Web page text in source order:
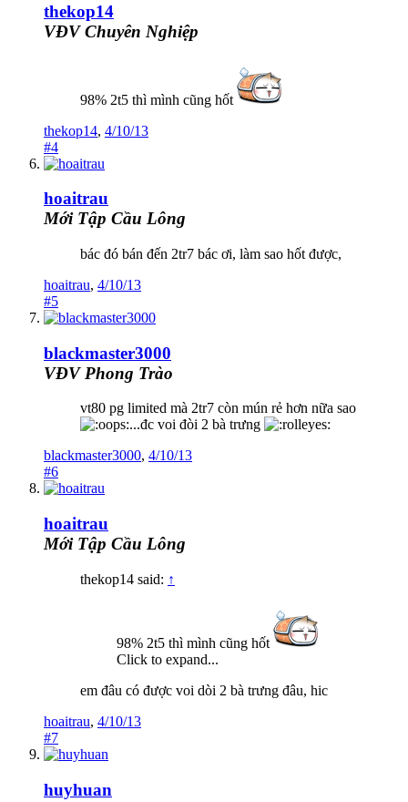
thekop14
VĐV Chuyên Nghiệp
98% 2t5 thì mình cũng hốt
thekop14, 4/10/13
#4
hoaitrau
Mới Tập Cầu Lông
bác đó bán đến 2tr7 bác ơi, làm sao hốt được,
hoaitrau, 4/10/13
#5
blackmaster3000
VĐV Phong Trào
vt80 pg limited mà 2tr7 còn mún rẻ hơn nữa sao
...đc voi đòi 2 bà trưng
blackmaster3000, 4/10/13
#6
hoaitrau
Mới Tập Cầu Lông
thekop14 said: ↑
98% 2t5 thì mình cũng hốt
Click to expand...
em đâu có được voi dòi 2 bà trưng đâu, hic
hoaitrau, 4/10/13
#7
huyhuan